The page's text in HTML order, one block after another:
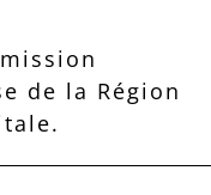
de la Région